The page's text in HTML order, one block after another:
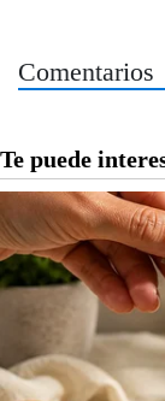
Comentarios